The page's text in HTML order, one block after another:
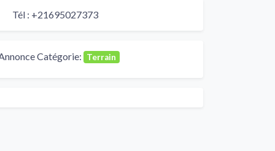
Tél : +21695027373
Catégorie: Terrain